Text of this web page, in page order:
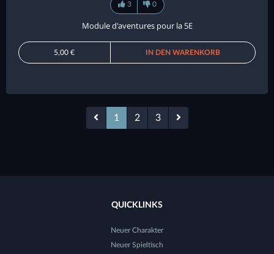
3 0
Module d'aventures pour la 5E
5,00 € IN DEN WARENKORB
1 2 3
QUICKLINKS
Neuer Charakter
Neuer Spieltisch